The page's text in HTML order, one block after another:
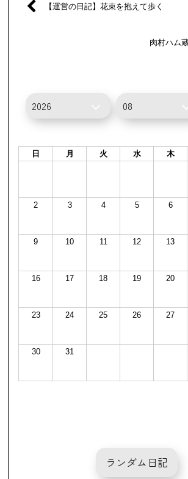
【運営の日記】花束を抱えて歩く
肉村ハム
日 月 火 水 木
2 3 4 5 6
9 10 11 12 13
16 17 18 19 20
23 24 25 26 27
30 31
ランダム日記